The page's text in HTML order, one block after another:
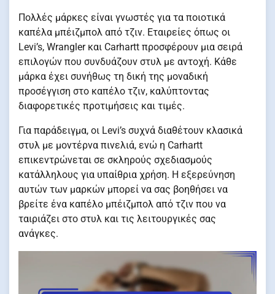
Πολλές μάρκες είναι γνωστές για τα ποιοτικά
καπέλα μπέιζμπολ από τζιν. Εταιρείες όπως οι
Levi’s, Wrangler και Carhartt προσφέρουν μια σειρά
επιλογών που συνδυάζουν στυλ με αντοχή. Κάθε
μάρκα έχει συνήθως τη δική της μοναδική
προσέγγιση στο καπέλο τζιν, καλύπτοντας
διαφορετικές προτιμήσεις και τιμές.
Για παράδειγμα, οι Levi’s συχνά διαθέτουν κλασικά
στυλ με μοντέρνα πινελιά, ενώ η Carhartt
επικεντρώνεται σε σκληρούς σχεδιασμούς
κατάλληλους για υπαίθρια χρήση. Η εξερεύνηση
αυτών των μαρκών μπορεί να σας βοηθήσει να
βρείτε ένα καπέλο μπέιζμπολ από τζιν που να
ταιριάζει στο στυλ και τις λειτουργικές σας
ανάγκες.